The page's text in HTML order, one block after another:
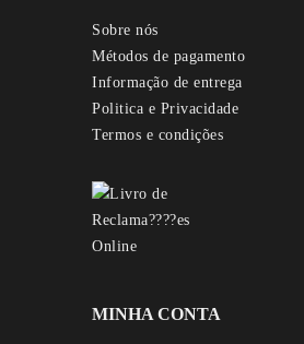
Sobre nós
Métodos de pagamento
Informação de entrega
Politica e Privacidade
Termos e condições
MINHA CONTA